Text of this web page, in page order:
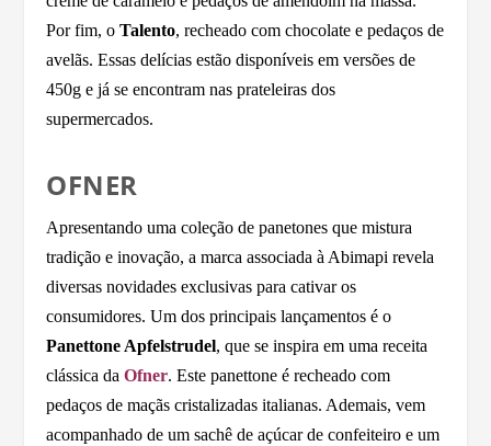
Por fim, oTalento, recheado com chocolate e pedaços de
avelãs. Essas delícias estão disponíveis em versões de
450g e já se encontram nas prateleiras dos
supermercados.
OFNER
Apresentando uma coleção de panetones que mistura
tradição e inovação, a marca associada à Abimapi revela
diversas novidades exclusivas para cativar os
consumidores. Um dos principais lançamentos é o
Panettone Apfelstrudel, que se inspira em uma receita
clássica daOfner. Este panettone é recheado com
pedaços de maçãs cristalizadas italianas. Ademais, vem
acompanhado de um sachê de açúcar de confeiteiro e um